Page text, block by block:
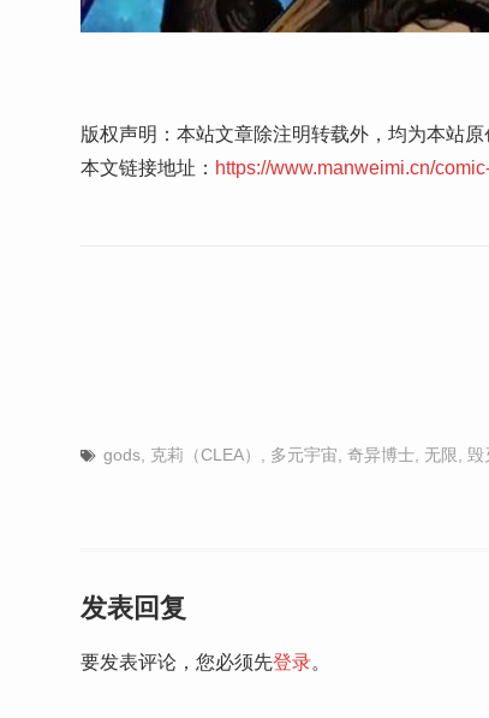
版权声明：本站文章除注明转载外，均为本站原
本文链接地址： https://www.manweimi.cn/
gods 克莉（CLEA） 多元宇宙 奇异博士 无限 毁
发表回复
要发表评论，您必须先登录。